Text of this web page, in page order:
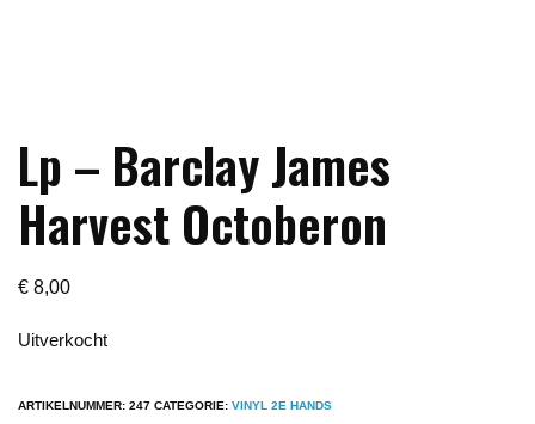
Lp – Barclay James
Harvest Octoberon
€ 8,00
Uitverkocht
ARTIKELNUMMER: 247 CATEGORIE: VINYL 2E HANDS